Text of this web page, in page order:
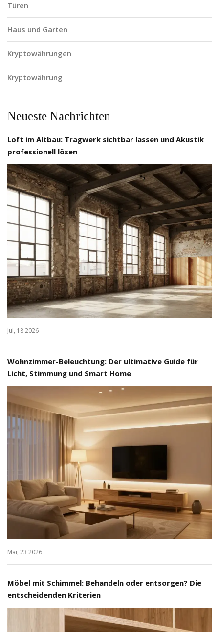
Türen
Haus und Garten
Kryptowährungen
Kryptowährung
Neueste Nachrichten
Loft im Altbau: Tragwerk sichtbar lassen und Akustik
professionell lösen
Jul, 18 2026
Wohnzimmer-Beleuchtung: Der ultimative Guide für
Licht, Stimmung und Smart Home
Mai, 23 2026
Möbel mit Schimmel: Behandeln oder entsorgen? Die
entscheidenden Kriterien